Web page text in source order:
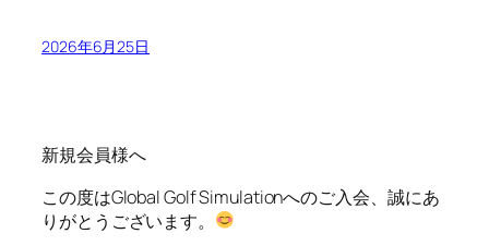
2026年6月25日
新規会員様へ
この度はGlobal Golf Simulationへのご入会、誠にあ
りがとうございます。